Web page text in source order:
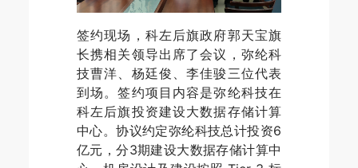
签约现场，科左后旗政府郭天宝旗
长携相关领导出席了会议，弥纶科
技曹洋、杨廷俊、李佳骏三位代表
到场。签约项目内容是弥纶科技在
科左后旗投资建设大数据存储计算
中心。协议约定弥纶科技总计投资6
亿元，分3期建设大数据存储计算中